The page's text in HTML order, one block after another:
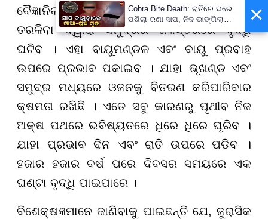
ବୈଜ୍ଞାନିକମାନେ ଜାଣିବାକୁ ପାଇଛନ୍ତି ଯେ, ଗ୍ଲାସିୟର
ତରଳିବା ଦ୍ୱାରା ସମୁଦ୍ରର ଜଳସ୍ତରରେ ବୃଦ୍ଧି
ଘଟିବ । ଏହା ବାୟୁମଣ୍ଡଳ ଏବଂ ବାୟୁ ପ୍ରବାହ
ଉପରେ ପ୍ରଭାବ ପକାଇବ । ଯାହା ଭୂଖଣ୍ଡ ଏବଂ
ସମୁଦ୍ର ମଧ୍ୟରେ ଓଜନକୁ ବିତରଣ କରିପାରିବାର
କ୍ଷମତା ରଖିଛି । ଏତେ ସବୁ କାରଣରୁ ପୃଥୀବ ନିଜ
ଅକ୍ଷ ପଥରେ ଭବିଷ୍ୟତରେ ଧିରେ ଧିରେ ଘୂରିବ ।
ଯାହା ପ୍ରଭାବ ଦିନ ଏବଂ ରାତି ଉପରେ ପଡିବ ।
ହଜାର ହଜାର ବର୍ଷ ପରେ ଦିବସର ସମୟରେ ଏକ
ଘଣ୍ଟା ବୃଦ୍ଧି ପାଇପାରେ ।
ବିଶେକ୍ଷଜ୍ଞମାନେ ଜାଣିବାକୁ ପାଇଛନ୍ତି ଯେ, ଜୁରାସିକ
×
Cobra Bite Death: ରାତିରେ ଘରେ
ପଶିଲା ରଣା ସାପ, ନିଦ ଭାଙ୍ଗିଲା